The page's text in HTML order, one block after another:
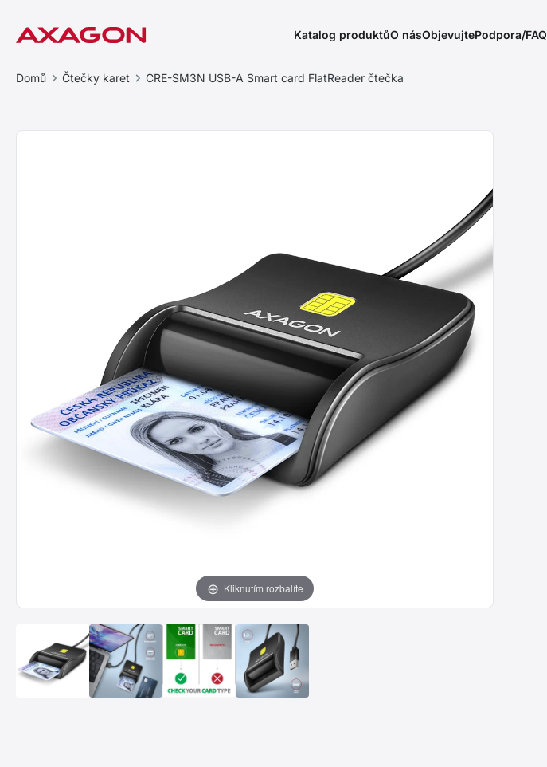
Katalog produktůO násObjevujtePodpora/FAQ
Domů Čtečky karet CRE-SM3N USB-A Smart card FlatReader čtečka
Kliknutím rozbalíte